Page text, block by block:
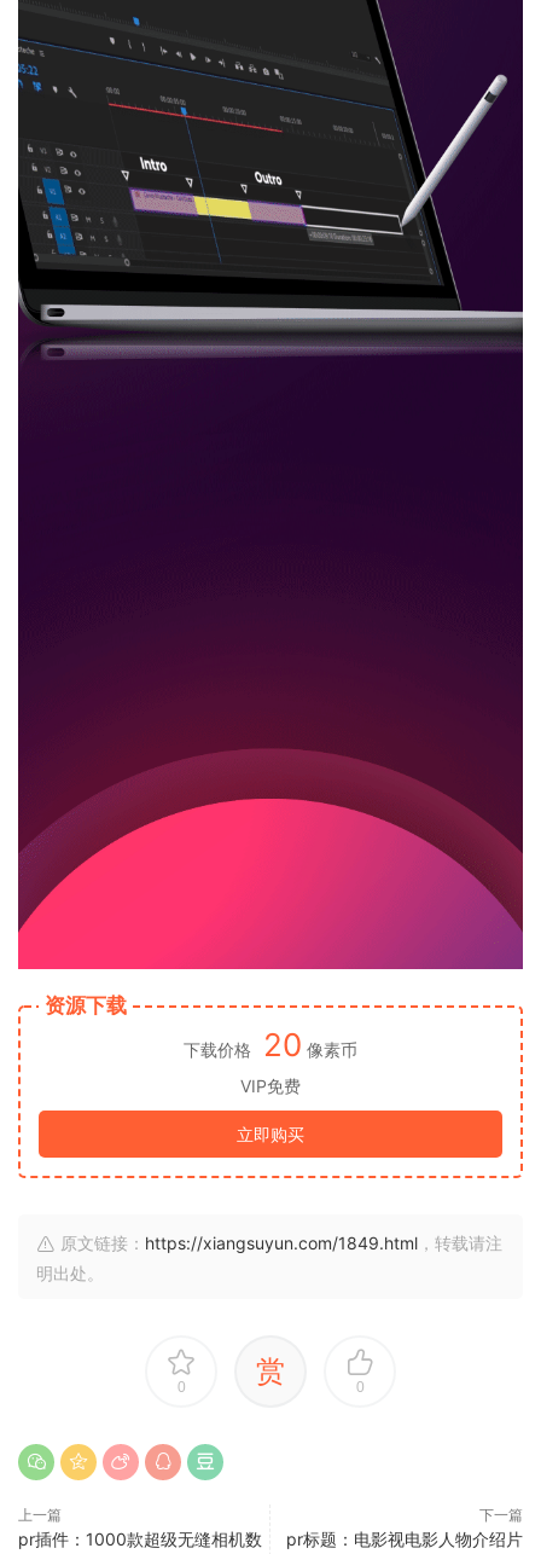
资源下载
下载价格 20 像素币
VIP免费
立即购买
原文链接： https://xiangsuyun.com/1849.html ，转载请注
明出处。
0 赏 0
上一篇
pr插件：1000款超级无缝相机数
下一篇
pr标题：电影视电影人物介绍片